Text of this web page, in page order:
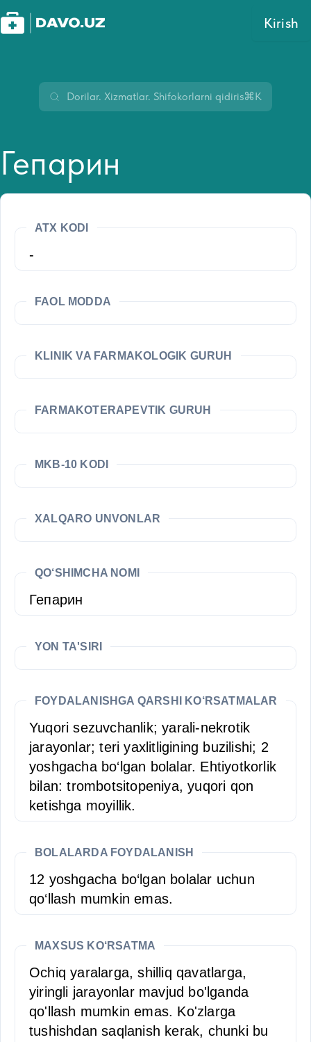
Kirish
⌘K
Гепарин
ATX KODI
-
FAOL MODDA
KLINIK VA FARMAKOLOGIK GURUH
FARMAKOTERAPEVTIK GURUH
MKB-10 KODI
XALQARO UNVONLAR
QO‘SHIMCHA NOMI
Гепарин
YON TA'SIRI
FOYDALANISHGA QARSHI KO‘RSATMALAR
Yuqori sezuvchanlik; yarali-nekrotik
jarayonlar; teri yaxlitligining buzilishi; 2
yoshgacha bo‘lgan bolalar. Ehtiyotkorlik
bilan: trombotsitopeniya, yuqori qon
ketishga moyillik.
BOLALARDA FOYDALANISH
12 yoshgacha bo‘lgan bolalar uchun
qo‘llash mumkin emas.
MAXSUS KO‘RSATMA
Ochiq yaralarga, shilliq qavatlarga,
yiringli jarayonlar mavjud bo'lganda
qo'llash mumkin emas. Ko'zlarga
tushishdan saqlanish kerak, chunki bu